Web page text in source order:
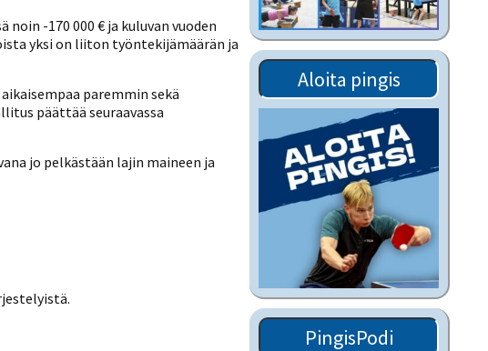
Tiedostot vanhoilta
sivuilta
Muut tiedotteet
-170 000 € ja kuluvan vuoden
yksi on liiton työntekijämäärän ja
paremmin sekä
päättää seuraavassa
jo pelkästään lajin maineen ja
Aloita pingis
PingisPodi